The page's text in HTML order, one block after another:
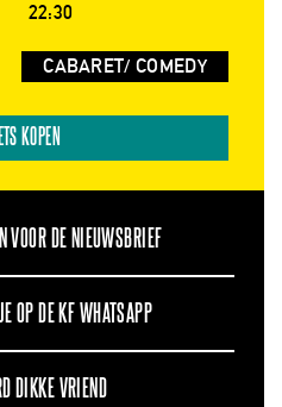
22:30
CABARET/ COMEDY
KOPEN
VOOR DE NIEUWSBRIEF
OP DE KF WHATSAPP
DIKKE VRIEND